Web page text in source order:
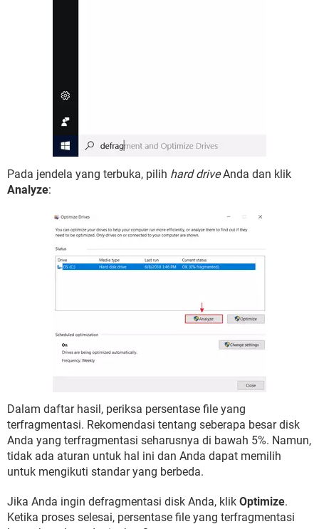
Pada jendela yang terbuka, pilih hard driveAnda dan klik
Analyze:
Dalam daftar hasil, periksa persentase file yang
terfragmentasi. Rekomendasi tentang seberapa besar disk
Anda yang terfragmentasi seharusnya di bawah 5%. Namun,
tidak ada aturan untuk hal ini dan Anda dapat memilih
untuk mengikuti standar yang berbeda.
Jika Anda ingin defragmentasi disk Anda, klik Optimize.
Ketika proses selesai, persentase file yang terfragmentasi